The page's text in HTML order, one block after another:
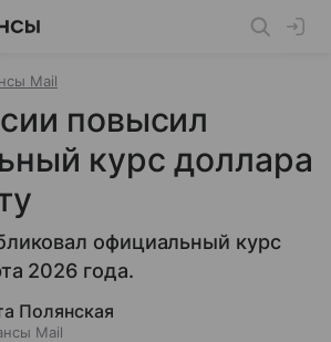
Mail
повысил
курс доллара
официальный курс
2026 года.
Полянская
Mail